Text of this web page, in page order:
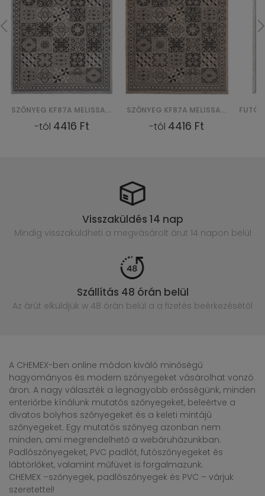
SZŐNYEG KF87A MELISSA MAA - SZARY
-tól 4416 Ft
SZŐNYEG KF87A MELISSA MAA - BRĄZOWY
-tól 4416 Ft
Visszaküldés 14 nap
Mindig visszaküldheti a megvásárolt árut 14 napon belül
Szállítás 48 órán belül
Az árút elküldjük w 48 órán belül a a fizetés beérkezésétől
A CHEMEX-ben online módon kiváló minőségű
hagyományos és modern szőnyegeket vásárolhat vonzó
áron. A nagy választék a legnagyobb erősségünk, minden
enteriőrbe kínálunk mutatós szőnyegeket, beleértve a
divatos bolyhos szőnyegeket és a keleti mintájú
szőnyegeket. Egy mutatós szőnyeg azonban nem
minden, ami megrendelhető a webáruházunkban.
Padlószőnyegeket, PVC padlót, futószőnyegeket és
lábtörlőket, valamint műfüvet is forgalmazunk.
CHEMEX –szőnyegek, padlószőnyegek és PVC – várjuk
szeretettel!